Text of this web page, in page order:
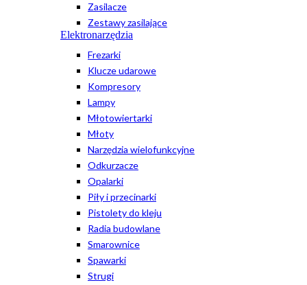
Zasilacze
Zestawy zasilające
Elektronarzędzia
Frezarki
Klucze udarowe
Kompresory
Lampy
Młotowiertarki
Młoty
Narzędzia wielofunkcyjne
Odkurzacze
Opalarki
Piły i przecinarki
Pistolety do kleju
Radia budowlane
Smarownice
Spawarki
Strugi